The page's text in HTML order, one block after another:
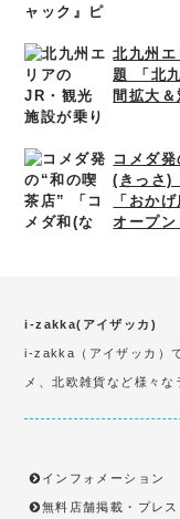
北九州
題 「北
間拡大
コメダ
(きっさ)
「おか
オープン
i-zakka(アイザッカ)
i-zakka（アイザッカ）
メ、北欧雑貨など様々
インフォメーション
無料店舗掲載・プレ